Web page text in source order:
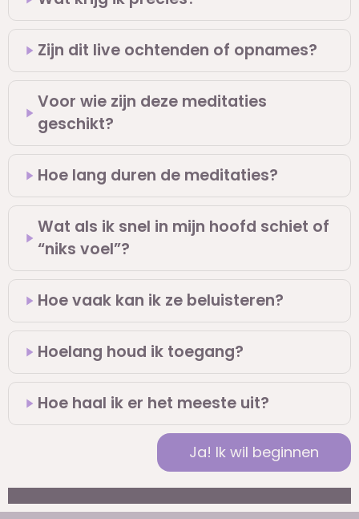
Zijn dit live ochtenden of opnames?
Voor wie zijn deze meditaties
geschikt?
Hoe lang duren de meditaties?
Wat als ik snel in mijn hoofd schiet of
“niks voel”?
Hoe vaak kan ik ze beluisteren?
Hoelang houd ik toegang?
Hoe haal ik er het meeste uit?
Ja! Ik wil beginnen